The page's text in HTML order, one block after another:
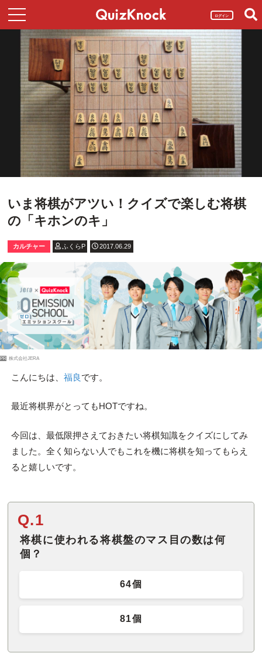
ログイン
いま将棋がアツい！クイズで楽しむ将棋
の「キホンのキ」
カルチャー ふくらP 2017.06.29
PR 株式会社JERA
こんにちは、 福良です。
最近将棋界がとってもHOTですね。
今回は、最低限押さえておきたい将棋知識をクイズにしてみ
ました。全く知らない人でもこれを機に将棋を知ってもらえ
ると嬉しいです。
Q.1
将棋に使われる将棋盤のマス目の数は何
個？
64個
81個